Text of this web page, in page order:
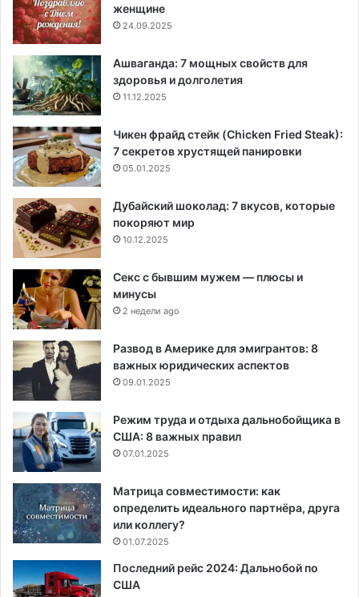
женщине
24.09.2025
Ашваганда: 7 мощных свойств для
здоровья и долголетия
11.12.2025
Чикен фрайд стейк (Chicken Fried Steak):
7 секретов хрустящей панировки
05.01.2025
Дубайский шоколад: 7 вкусов, которые
покоряют мир
10.12.2025
Секс с бывшим мужем — плюсы и
минусы
2 недели ago
Развод в Америке для эмигрантов: 8
важных юридических аспектов
09.01.2025
Режим труда и отдыха дальнобойщика в
США: 8 важных правил
07.01.2025
Матрица совместимости: как
определить идеального партнёра, друга
или коллегу?
01.07.2025
Последний рейс 2024: Дальнобой по
США